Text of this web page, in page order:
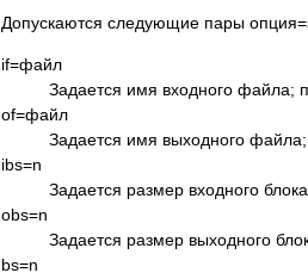
Допускаются следующие пары
if=файл
Задается имя входного файла;
of=файл
Задается имя выходного
ibs=n
Задается размер входного
obs=n
Задается размер выходного
bs=n